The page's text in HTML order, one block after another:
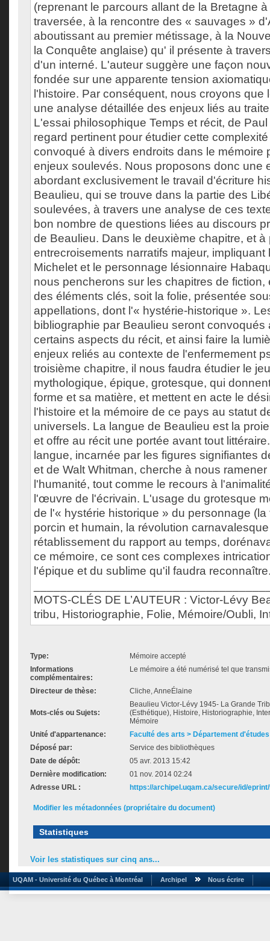
(reprenant le parcours allant de la Bretagne
traversée, à la rencontre des « sauvages »
aboutissant au premier métissage, à la
la Conquête anglaise) qu' il présente à
d'un interné. L'auteur suggère une façon
fondée sur une apparente tension
l'histoire. Par conséquent, nous croyons que
une analyse détaillée des enjeux liés au
L'essai philosophique Temps et récit, de
regard pertinent pour étudier cette
convoqué à divers endroits dans le mémoire
enjeux soulevés. Nous proposons donc une
abordant exclusivement le travail d'écriture
Beaulieu, qui se trouve dans la partie des
soulevées, à travers une analyse de ces
bon nombre de questions liées au discours
de Beaulieu. Dans le deuxième chapitre, et à
entrecroisements narratifs majeur, impliquant
Michelet et le personnage lésionnaire
nous pencherons sur les chapitres de fiction,
des éléments clés, soit la folie, présentée
appellations, dont l'« hystérie-historique ».
bibliographie par Beaulieu seront convoqués
certains aspects du récit, et ainsi faire la
enjeux reliés au contexte de l'enfermement
troisième chapitre, il nous faudra étudier le
mythologique, épique, grotesque, qui
forme et sa matière, et mettent en acte le
l'histoire et la mémoire de ce pays au statut
universels. La langue de Beaulieu est la
et offre au récit une portée avant tout
langue, incarnée par les figures signifiantes
et de Walt Whitman, cherche à nous
l'humanité, tout comme le recours à
l'œuvre de l'écrivain. L'usage du grotesque
de l'« hystérie historique » du personnage
porcin et humain, la révolution
rétablissement du rapport au temps,
ce mémoire, ce sont ces complexes
l'épique et du sublime qu'il faudra
MOTS-CLÉS DE L’AUTEUR : Victor-Lévy
tribu, Historiographie, Folie, Mémoire/Oubli,
Type:
Mémoire accepté
Informations
complémentaires:
Le mémoire a été numérisé tel que
Directeur de thèse: Cliche, AnneÉlaine
Mots-clés ou Sujets:
Beaulieu Victor-Lévy 1945- La Grande
(Esthétique), Histoire, Historiographie,
Mémoire
Unité d'appartenance:
Faculté des arts > Département
Déposé par:
Service des bibliothèques
Date de dépôt:
05 avr. 2013 15:42
Dernière modification:
01 nov. 2014 02:24
Adresse URL :
https://archipel.uqam.ca/secure/id/
Modifier les métadonnées (propriétaire du document)
Statistiques
Voir les statistiques sur cinq ans...
UQAM - Université du Québec à Montréal Archipel Nous écrire